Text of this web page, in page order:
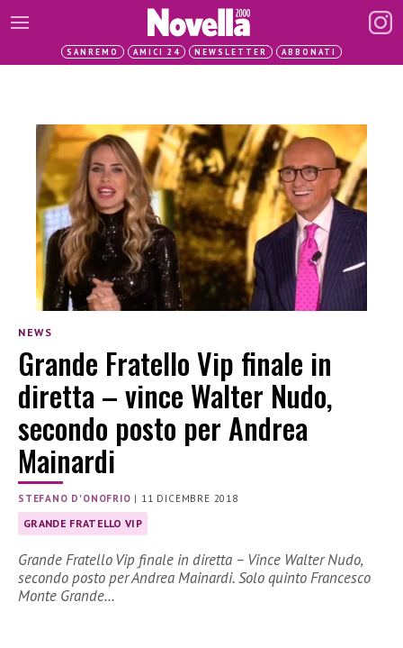
SANREMO AMICI 24 NEWSLETTER ABBONATI
NEWS
Grande Fratello Vip finale in
diretta – vince Walter Nudo,
secondo posto per Andrea
Mainardi
STEFANO D'ONOFRIO | 11 DICEMBRE 2018
GRANDE FRATELLO VIP
Grande Fratello Vip finale in diretta – Vince Walter Nudo,
secondo posto per Andrea Mainardi. Solo quinto Francesco
Monte Grande…